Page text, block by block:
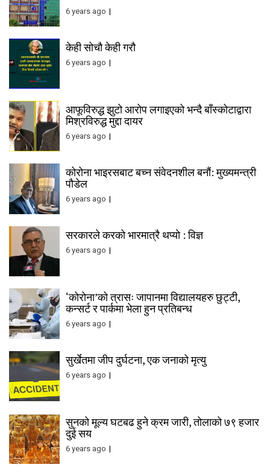
6 years ago
केही सोचौ केही गरौ
6 years ago
आफूविरुद्ध झुटो आरोप लगाइएको भन्दै बाँस्कोटाद्वारा
मिश्रविरुद्ध मुद्दा दायर
6 years ago
कोरोना भाइरसबाट बच्न संवेदनशील बनौं: मुख्यमन्त्री
पौडेल
6 years ago
सरकारले करको भारमात्रै थप्यो : विज्ञ
6 years ago
‘कोरोना’को त्रासः जापानमा विद्यालयहरु छुट्टी,
कन्सर्ट र पार्कमा भेला हुन प्रतिबन्ध
6 years ago
सुर्खेतमा जीप दुर्घटना, एक जनाको मृत्यु
6 years ago
सुनको मूल्य घटबढ हुने क्रम जारी, तोलाको ७९ हजार
दुई सय
6 years ago